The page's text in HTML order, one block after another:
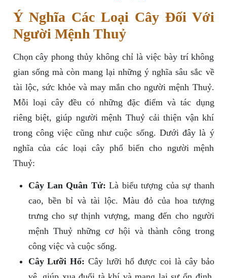
Ý Nghĩa Các Loại Cây Đối Với
Người Mệnh Thuỷ
Chọn cây phong thủy không chỉ là việc bày trí không
gian sống mà còn mang lại những ý nghĩa sâu sắc về
tài lộc, sức khỏe và may mắn cho người mệnh Thuỷ.
Mỗi loại cây đều có những đặc điểm và tác dụng
riêng biệt, giúp người mệnh Thuỷ cải thiện vận khí
trong công việc cũng như cuộc sống. Dưới đây là ý
nghĩa của các loại cây phổ biến cho người mệnh
Thuỷ:
Cây Lan Quân Tử: Là biểu tượng của sự thanh
cao, bền bỉ và tài lộc. Màu đỏ của hoa tượng
trưng cho sự thịnh vượng, mang đến cho người
mệnh Thuỷ những cơ hội và thành công trong
công việc và cuộc sống.
Cây Lưỡi Hổ: Cây lưỡi hổ được coi là cây bảo